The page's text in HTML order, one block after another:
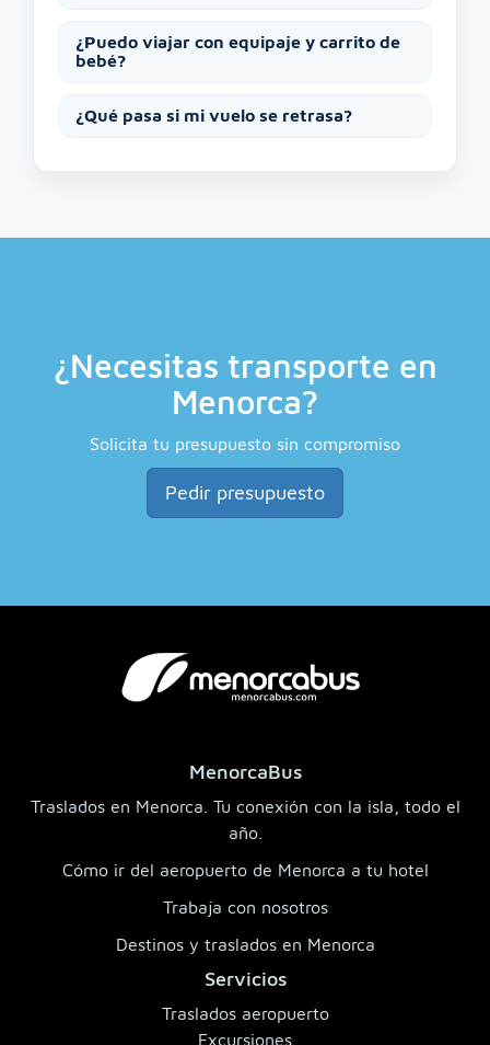
¿Puedo viajar con equipaje y carrito de
bebé?
¿Qué pasa si mi vuelo se retrasa?
¿Necesitas transporte en
Menorca?
Solicita tu presupuesto sin compromiso
Pedir presupuesto
MenorcaBus
Traslados en Menorca. Tu conexión con la isla, todo el
año.
Cómo ir del aeropuerto de Menorca a tu hotel
Trabaja con nosotros
Destinos y traslados en Menorca
Servicios
Traslados aeropuerto
Excursiones